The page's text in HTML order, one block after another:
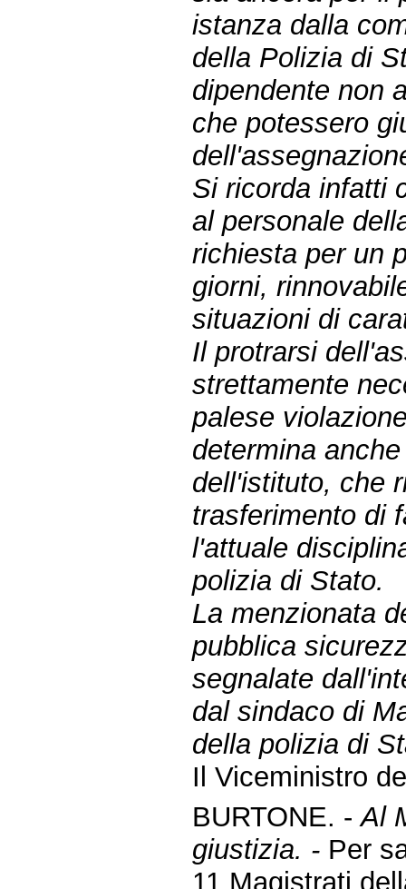
istanza dalla
della Polizia di
dipendente non
che potessero
Si ricorda infatti
al personale
richiesta per un
giorni,
situazioni di
Il protrarsi
strettamente
palese
determina
dell'istituto, che
trasferimento di
l'attuale
polizia di Stato.
La menzionata
pubblica
segnalate
dal sindaco di
della polizia di
Il Viceministro
BURTONE. -Al
giustizia. - Per
11 Magistrati